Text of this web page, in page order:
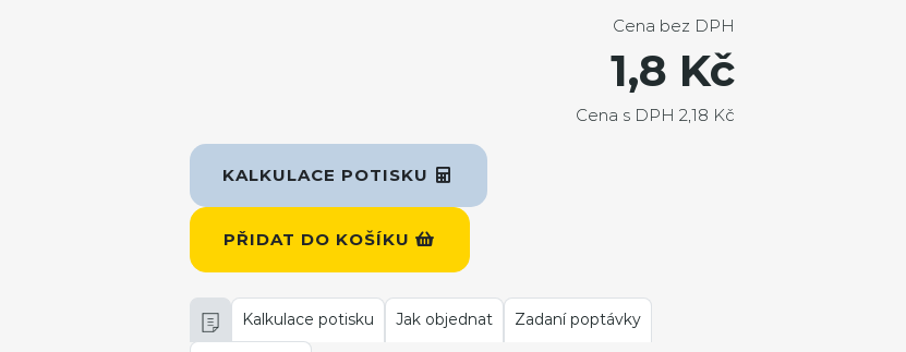
KALKULACE POTISKU
PŘIDAT DO KOŠÍKU
Cena bez DPH
1,8 Kč
Cena s DPH 2,18 Kč
Kalkulace potisku Jak objednat Zadaní poptávky